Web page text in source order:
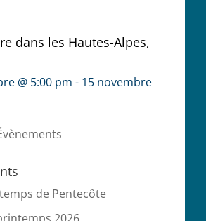
dans les Hautes-Alpes,
@ 5:00 pm - 15 novembre
de Pentecôte
2026